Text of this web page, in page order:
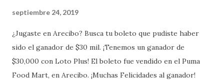
septiembre 24, 2019
¿Jugaste en Arecibo? Busca tu boleto que pudiste haber
sido el ganador de $30 mil. ¡Tenemos un ganador de
$30,000 con Loto Plus! El boleto fue vendido en el Puma
Food Mart, en Arecibo. ¡Muchas Felicidades al ganador!